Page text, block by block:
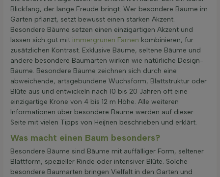
Blickfang, der lange Freude bringt. Wer besondere Bäume im
Garten pflanzt, setzt bewusst einen starken Akzent.
Besondere Bäume setzen einen einzigartigen Akzent und
lassen sich gut mit immergrünen Farnen kombinieren, für
zusätzlichen Kontrast. Exklusive Bäume, seltene Bäume und
andere besondere Baumarten wirken wie natürliche Design-
Bäume. Besondere Bäume zeichnen sich durch eine
abweichende, artsgebundene Wuchsform, Blattstruktur oder
Blüte aus und entwickeln nach 10 bis 20 Jahren oft eine
einzigartige Krone von 4 bis 12 m Höhe. Alle weiteren
Informationen über besondere Bäume werden auf dieser
Seite mit vielen Tipps von Heijnen beschrieben und erklärt.
Was macht einen Baum besonders?
Besondere Bäume sind Bäume mit auffälliger Form, seltener
Blattform, spezieller Rinde oder intensiver Blüte. Solche
besondere Baumarten bringen Vielfalt in den Garten und